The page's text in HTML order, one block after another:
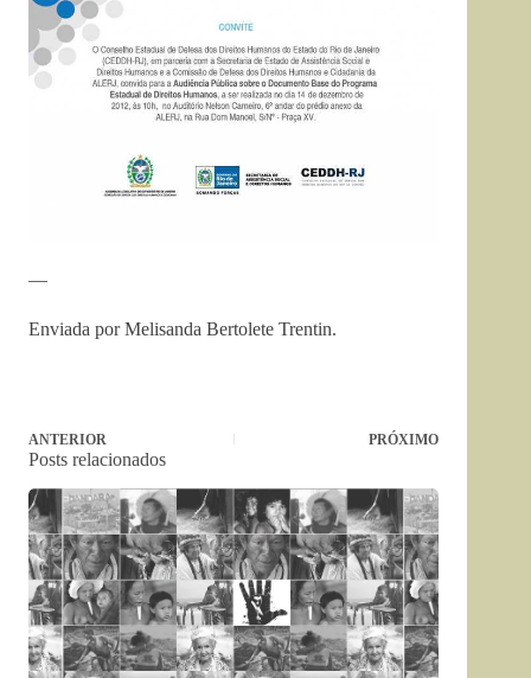
—
Enviada por Melisanda Bertolete Trentin.
ANTERIOR PRÓXIMO
Posts relacionados